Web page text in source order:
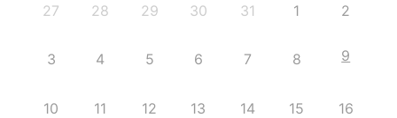
27 28 29 30 31 1 2
3 4 5 6 7 8 9
10 11 12 13 14 15 16